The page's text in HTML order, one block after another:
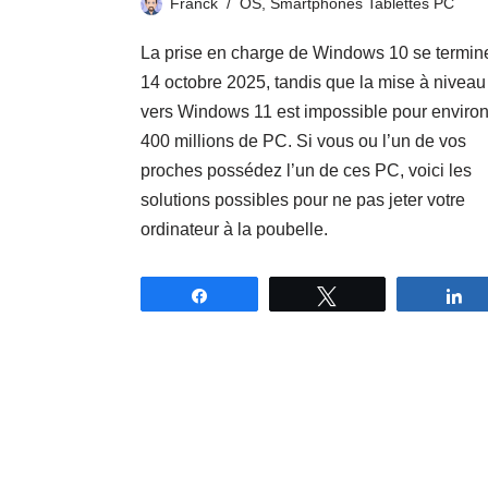
La prise en charge de Windows 10 se
14 octobre 2025, tandis que la mise à niveau
vers Windows 11 est impossible pour environ
400 millions de PC. Si vous ou l’un de vos
proches possédez l’un de ces PC, voici les
solutions possibles pour ne pas jeter votre
ordinateur à la poubelle.